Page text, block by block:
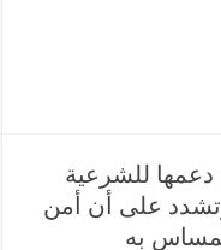
دعمها للشرعية
وتشدد على أن أمن
به